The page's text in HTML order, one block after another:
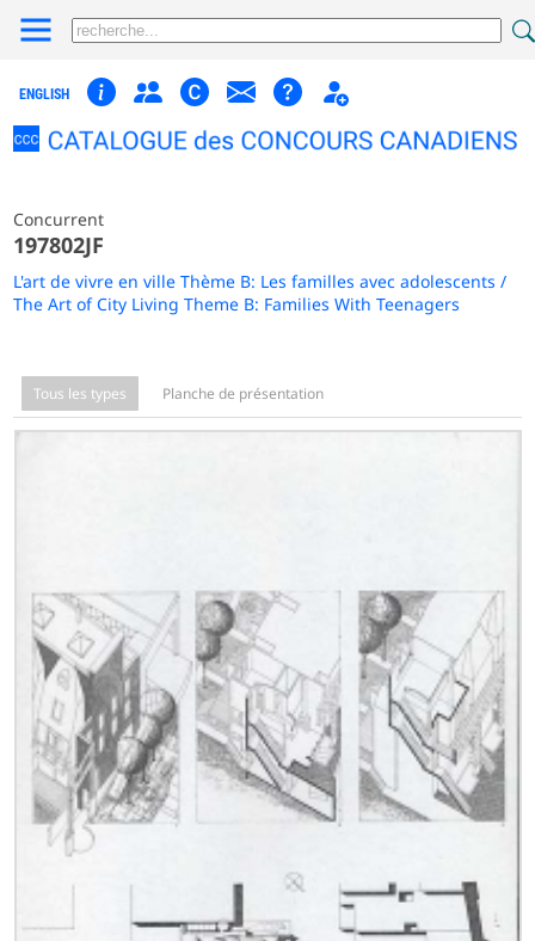
ENGLISH
Concurrent
197802JF
L'art de vivre en ville Thème B: Les familles avec adolescents /
The Art of City Living Theme B: Families With Teenagers
Tous les types Planche de présentation